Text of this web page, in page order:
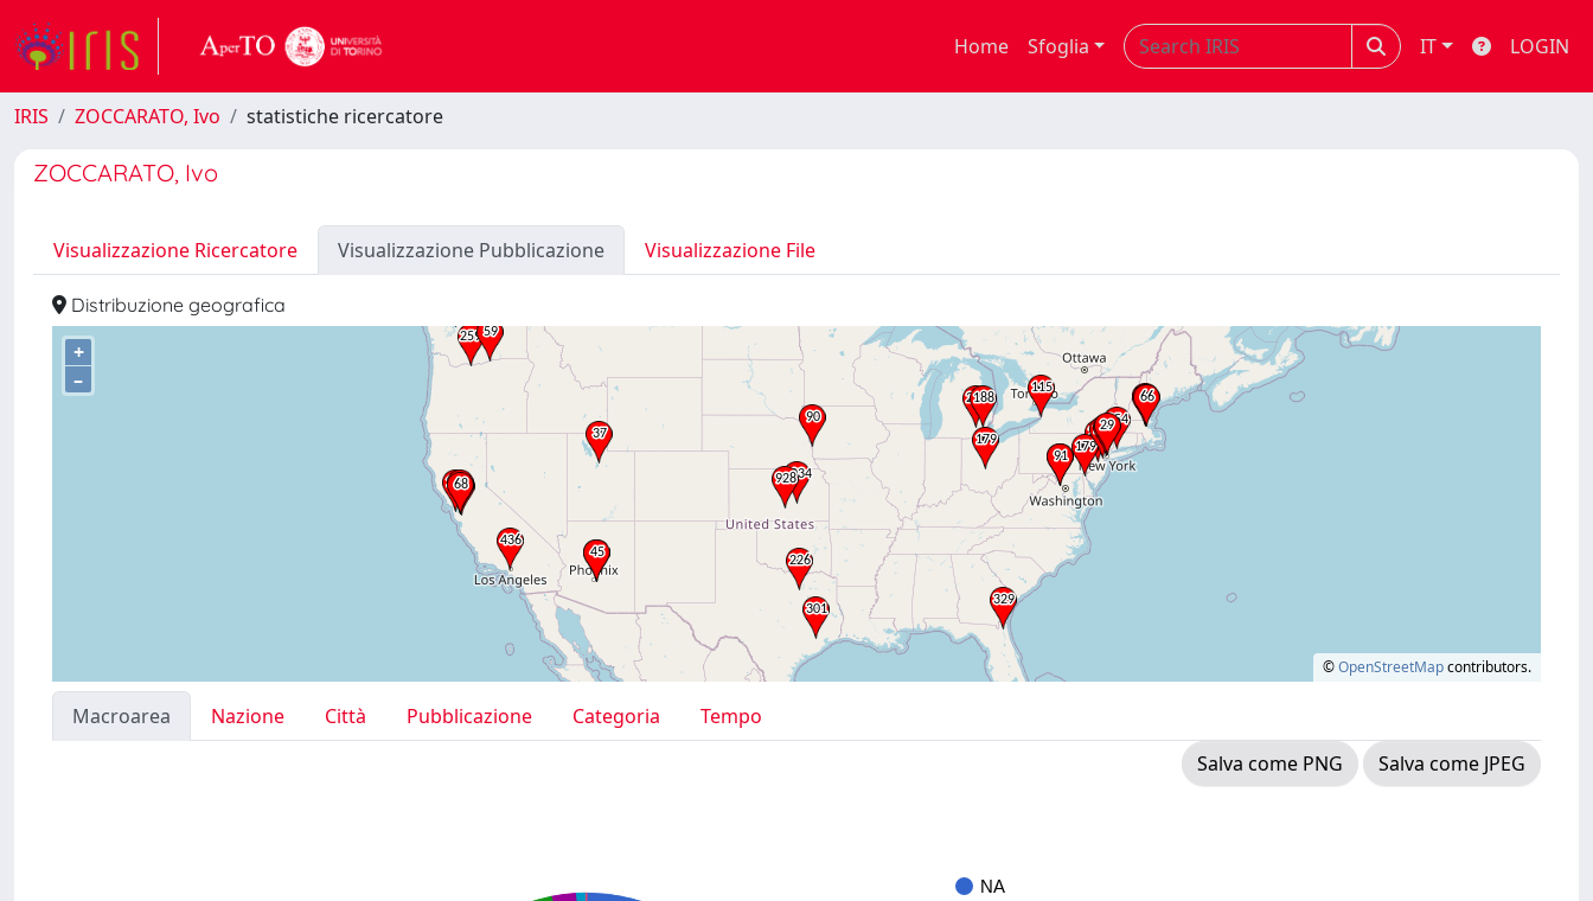
Home Sfoglia IT LOGIN
IRIS ZOCCARATO, Ivo statistiche ricercatore
ZOCCARATO, Ivo
Visualizzazione Ricercatore Visualizzazione Pubblicazione Visualizzazione File
Distribuzione geografica
+
–
©OpenStreetMapcontributors.
Macroarea Nazione Città Pubblicazione Categoria
Tempo
Salva come PNG
Salva come JPEG
NA